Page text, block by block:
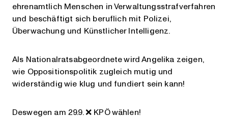
ehrenamtlich Menschen in Verwaltungsstrafverfahren
und beschäftigt sich beruflich mit Polizei,
Überwachung und Künstlicher Intelligenz.
Als Nationalratsabgeordnete wird Angelika zeigen,
wie Oppositionspolitik zugleich mutig und
widerständig wie klug und fundiert sein kann!
Deswegen am 29.9. ❌️ KPÖ wählen!